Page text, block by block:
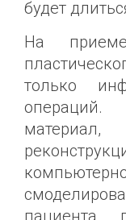
будет
На
только
материал,
пациента